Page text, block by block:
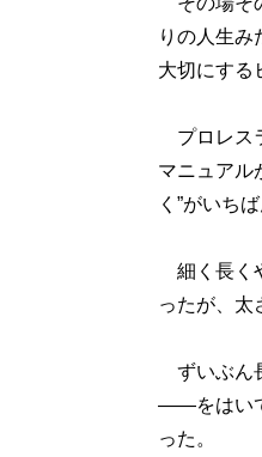
りの人生み
大切にする
プロレス
マニュアル
く”がいち
細く長く
ったが、太
ずいぶん
――をはい
った。